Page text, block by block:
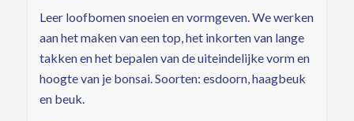
Leer loofbomen snoeien en vormgeven. We werken
aan het maken van een top, het inkorten van lange
takken en het bepalen van de uiteindelijke vorm en
hoogte van je bonsai. Soorten: esdoorn, haagbeuk
en beuk.